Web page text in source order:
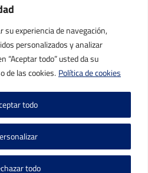
experiencia de navegación,
personalizados y analizar
“Aceptar todo” usted da su
de las cookies. Política de cookies
todo
todo